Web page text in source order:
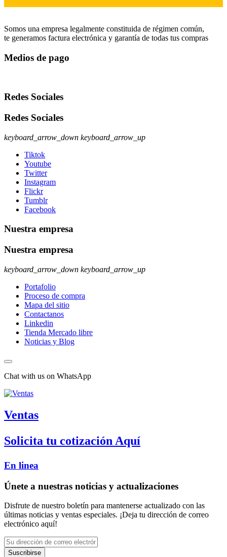
Somos una empresa legalmente constituida de régimen común,
te generamos factura electrónica y garantía de todas tus compras
Medios de pago
Redes Sociales
Redes Sociales
keyboard_arrow_down keyboard_arrow_up
Tiktok
Youtube
Twitter
Instagram
Flickr
Tumblr
Facebook
Nuestra empresa
Nuestra empresa
keyboard_arrow_down keyboard_arrow_up
Portafolio
Proceso de compra
Mapa del sitio
Contactanos
Linkedin
Tienda Mercado libre
Noticias y Blog
Chat with us on WhatsApp
Ventas
Solicita tu cotización Aquí
En linea
Únete a nuestras noticias y actualizaciones
Disfrute de nuestro boletín para mantenerse actualizado con las
últimas noticias y ventas especiales. ¡Deja tu dirección de correo
electrónico aquí!
Suscribirse